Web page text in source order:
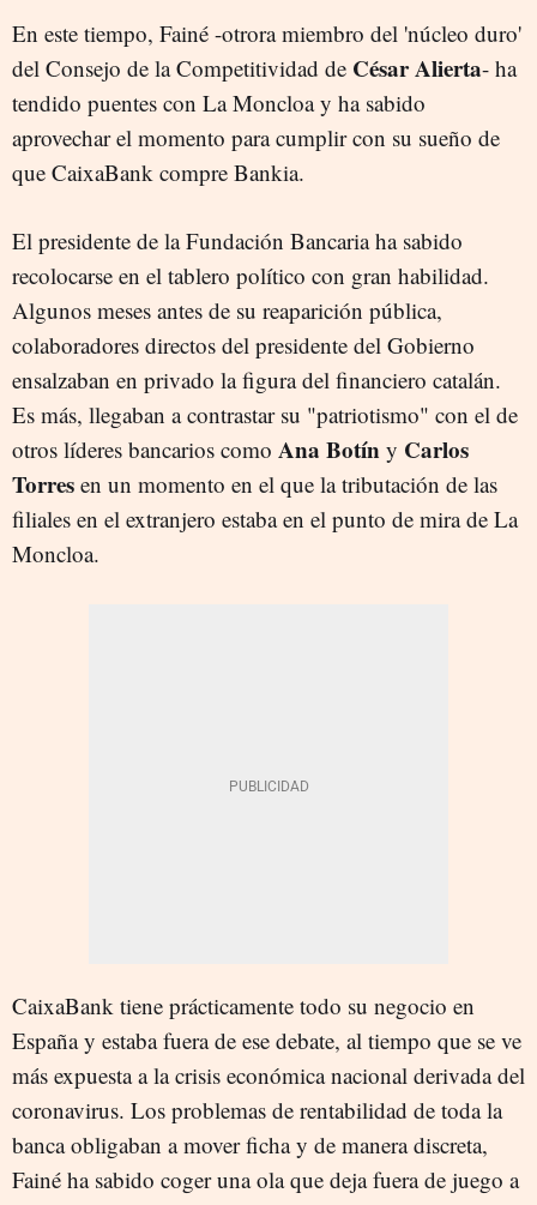
En este tiempo, Fainé -otrora miembro del 'núcleo duro'
del Consejo de la Competitividad de César Alierta- ha
tendido puentes con La Moncloa y ha sabido
aprovechar el momento para cumplir con su sueño de
que CaixaBank compre Bankia.
El presidente de la Fundación Bancaria ha sabido
recolocarse en el tablero político con gran habilidad.
Algunos meses antes de su reaparición pública,
colaboradores directos del presidente del Gobierno
ensalzaban en privado la figura del financiero catalán.
Es más, llegaban a contrastar su "patriotismo" con el de
otros líderes bancarios como Ana Botín y Carlos
Torres en un momento en el que la tributación de las
filiales en el extranjero estaba en el punto de mira de La
Moncloa.
CaixaBank tiene prácticamente todo su negocio en
España y estaba fuera de ese debate, al tiempo que se ve
más expuesta a la crisis económica nacional derivada del
coronavirus. Los problemas de rentabilidad de toda la
banca obligaban a mover ficha y de manera discreta,
Fainé ha sabido coger una ola que deja fuera de juego a